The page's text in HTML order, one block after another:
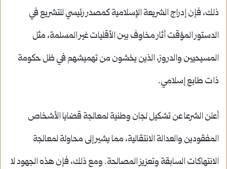
ذلك، فإن إدراج الشريعة الإسلامية كمصدر رئيسي للتشريع في
الدستور المؤقت أثار مخاوف بين الأقليات غير المسلمة، مثل
المسيحيين والدروز، الذين يخشون من تهميشهم في ظل حكومة
ذات طابع إسلامي.
أعلن الشرعا عن تشكيل لجان وطنية لمعالجة قضايا الأشخاص
المفقودين والعدالة الانتقالية، مما يشير إلى محاولة لمعالجة
الانتهاكات السابقة وتعزيز المصالحة. ومع ذلك، فإن هذه الجهود لا